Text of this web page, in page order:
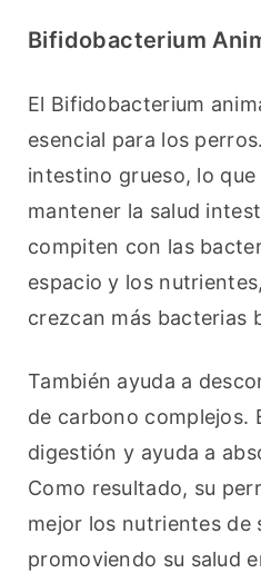
Bifidobacterium
El Bifidobacterium
esencial para los
intestino grueso, lo que
mantener la salud
compiten con las
espacio y los
crezcan más bacterias
También ayuda a
de carbono complejos.
digestión y ayuda a
Como resultado, su
mejor los nutrientes de
promoviendo su salud